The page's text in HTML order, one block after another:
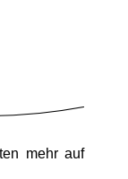
mehr auf